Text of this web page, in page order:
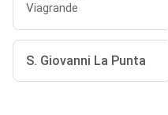
Viagrande
S. Giovanni La Punta